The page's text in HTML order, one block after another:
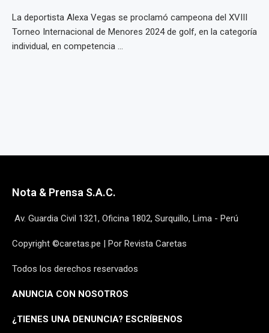
La deportista Alexa Vegas se proclamó campeona del XVIII
Torneo Internacional de Menores 2024 de golf, en la categoría
individual, en competencia ...
Nota & Prensa S.A.C.
Av. Guardia Civil 1321, Oficina 1802, Surquillo, Lima - Perú
Copyright ©caretas.pe | Por Revista Caretas
Todos los derechos reservados
ANUNCIA CON NOSOTROS
¿TIENES UNA DENUNCIA? ESCRÍBENOS